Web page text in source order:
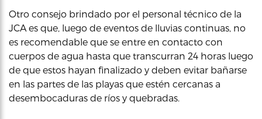
Otro consejo brindado por el personal técnico de la
JCA es que, luego de eventos de lluvias continuas, no
es recomendable que se entre en contacto con
cuerpos de agua hasta que transcurran 24 horas luego
de que estos hayan finalizado y deben evitar bañarse
en las partes de las playas que estén cercanas a
desembocaduras de ríos y quebradas.